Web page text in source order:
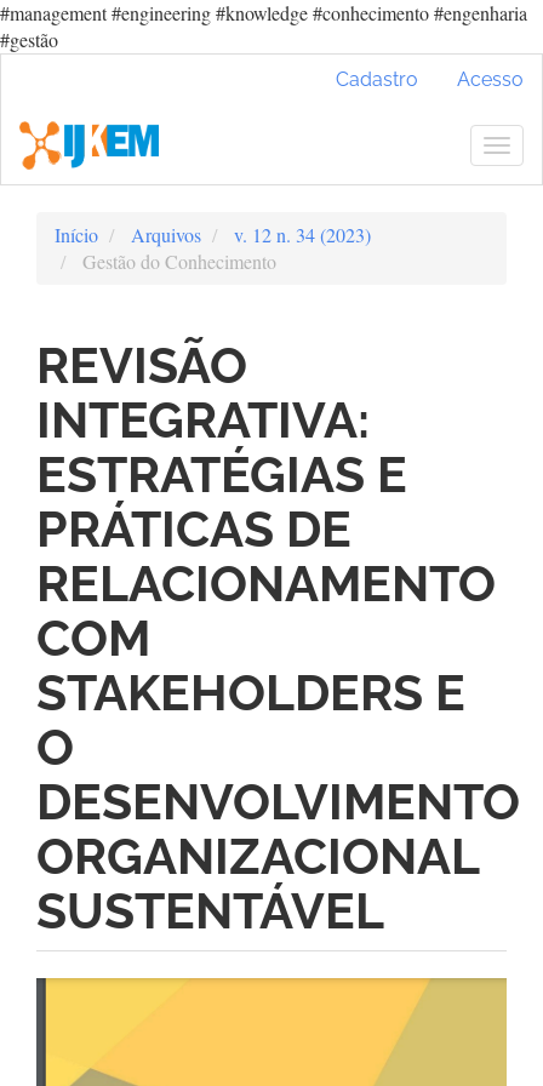
#management #engineering #knowledge #conhecimento #engenharia
#gestão
Conteúdo
principal
Barra
Cadastro Acesso
Início Arquivos
v. 12 n. 34 (2023)
Gestão do Conhecimento
REVISÃO
INTEGRATIVA:
ESTRATÉGIAS E
PRÁTICAS DE
RELACIONAMENTO
COM
STAKEHOLDERS E
O
DESENVOLVIMENTO
ORGANIZACIONAL
SUSTENTÁVEL